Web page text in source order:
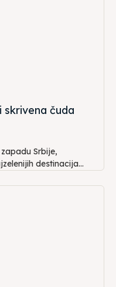
skrivena čuda
Srbije,
destinacija...